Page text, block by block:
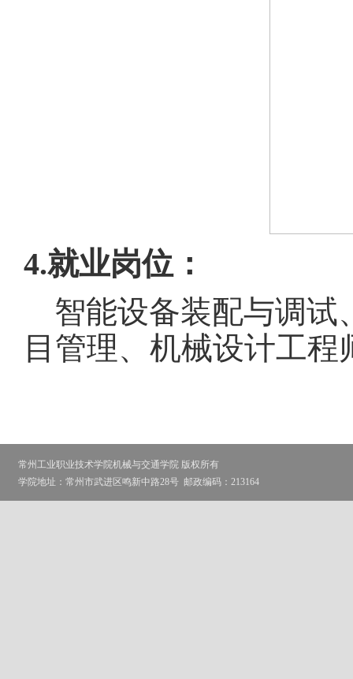
4.就业岗位：
智能设备装配与调试
目管理、机械设计工程
常州工业职业技术学院机械与交通学院 版权所有
学院地址：常州市武进区鸣新中路28号 邮政编码：213164